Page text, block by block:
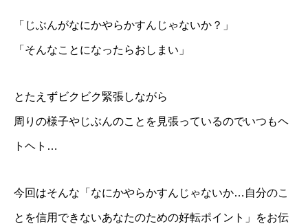
「じぶんがなにかやらかすんじゃないか？」
「そんなことになったらおしまい」
とたえずビクビク緊張しながら
周りの様子やじぶんのことを見張っているのでいつもヘ
トヘト…
今回はそんな「なにかやらかすんじゃないか…自分のこ
とを信用できないあなたのための好転ポイント」をお伝